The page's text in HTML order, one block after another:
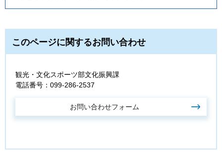
このページに関するお問い合わせ
観光・文化スポーツ部文化振興課
電話番号：099-286-2537